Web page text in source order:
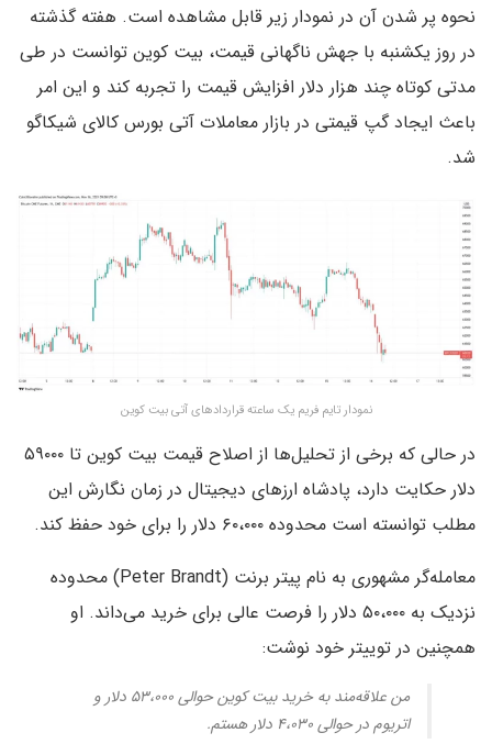
نحوه پر شدن آن در نمودار زیر قابل مشاهده است. هفته گذشته
در روز یکشنبه با جهش ناگهانی قیمت، بیت کوین توانست در طی
مدتی کوتاه چند هزار دلار افزایش قیمت را تجربه کند و این امر
باعث ایجاد گپ قیمتی در بازار معاملات آتی بورس کالای شیکاگو
شد.
نمودار تایم فریم یک ساعته قراردادهای آتی بیت کوین
در حالی که برخی از تحلیل‌ها از اصلاح قیمت بیت کوین تا ۵۹۰۰۰
دلار حکایت دارد، پادشاه ارزهای دیجیتال در زمان نگارش این
مطلب توانسته است محدوده ۶۰،۰۰۰ دلار را برای خود حفظ کند.
معامله‌گر مشهوری به نام پیتر برنت (Peter Brandt) محدوده
نزدیک به ۵۰،۰۰۰ دلار را فرصت عالی برای خرید می‌داند. او
همچنین در توییتر خود نوشت:
من علاقه‌مند به خرید بیت کوین حوالی ۵۳،۰۰۰ دلار و
اتریوم در حوالی ۴،۰۳۰ دلار هستم.